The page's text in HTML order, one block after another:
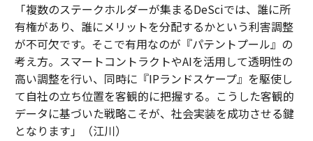
「複数のステークホルダーが集まるDeSciでは、誰に所
有権があり、誰にメリットを分配するかという利害調整
が不可欠です。そこで有用なのが『パテントプール』の
考え方。スマートコントラクトやAIを活用して透明性の
高い調整を行い、同時に『IPランドスケープ』を駆使し
て自社の立ち位置を客観的に把握する。こうした客観的
データに基づいた戦略こそが、社会実装を成功させる鍵
となります」（江川）